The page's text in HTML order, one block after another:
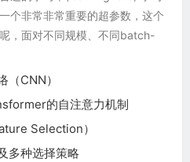
个非常非常重要的超参数，这个
，面对不同规模、不同batch-
的值都是不确定的，我们...
（CNN）
的自注意力机制
Selection）
多种选择策略